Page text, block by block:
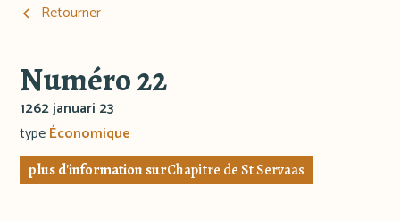
Retourner
Numéro 22
1262 januari 23
typeÉconomique
plus d'information surChapitre de St Servaas